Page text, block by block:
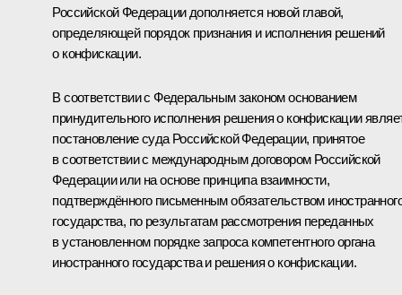
Российской Федерации дополняется новой главой,
определяющей порядок признания и исполнения решений
о конфискации.
В соответствии с Федеральным законом основанием
принудительного исполнения решения о конфискации
постановление суда Российской Федерации, принятое
в соответствии с международным договором Российской
Федерации или на основе принципа взаимности,
подтверждённого письменным обязательством
государства, по результатам рассмотрения переданных
в установленном порядке запроса компетентного органа
иностранного государства и решения о конфискации.